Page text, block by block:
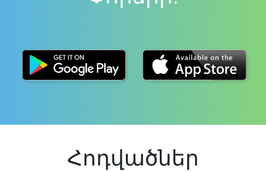
Հոդվածներ